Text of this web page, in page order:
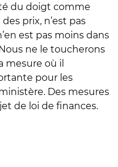
du doigt comme
prix, n’est pas
est pas moins dans
ne le toucherons
mesure où il
pour les
Des mesures
de loi de finances.